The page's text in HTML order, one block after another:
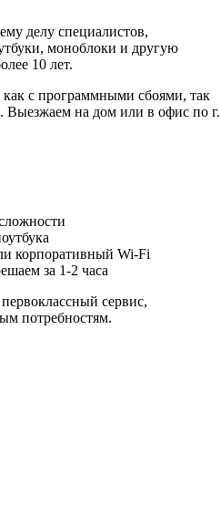
делу специалистов,
моноблоки и другую
10 лет.
с программными сбоями, так
на дом или в офис по г.
корпоративный Wi-Fi
за 1-2 часа
сервис,
потребностям.